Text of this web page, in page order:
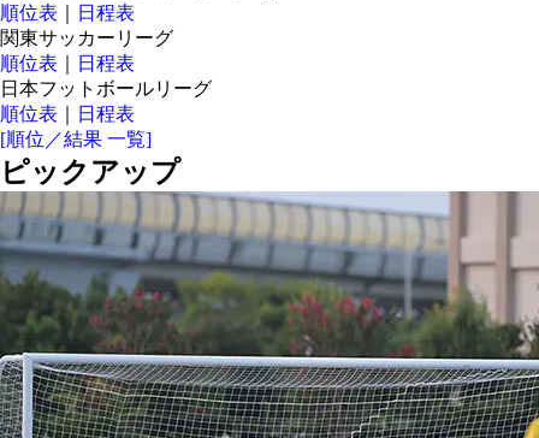
順位表
日程表
関東サッカーリーグ
順位表
日程表
日本フットボールリーグ
順位表
日程表
[順位／結果 一覧]
ピックアップ